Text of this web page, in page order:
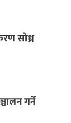
सोध्न
गर्ने